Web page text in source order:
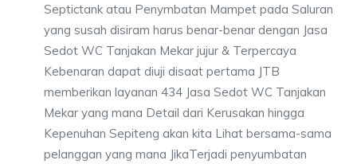
Septictank atau Penymbatan Mampet pada Saluran
yang susah disiram harus benar-benar dengan Jasa
Sedot WC Tanjakan Mekar jujur & Terpercaya
Kebenaran dapat diuji disaat pertama JTB
memberikan layanan 434 Jasa Sedot WC Tanjakan
Mekar yang mana Detail dari Kerusakan hingga
Kepenuhan Sepiteng akan kita Lihat bersama-sama
pelanggan yang mana JikaTerjadi penyumbatan